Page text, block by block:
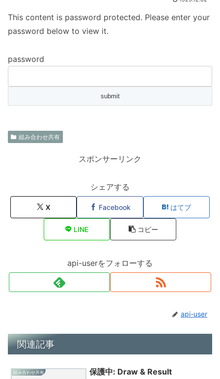
This content is password protected. Please enter your
password below to view it.
password
組み合わせ共有
スポンサーリンク
シェアする
X Facebook はてブ
LINE コピー
api-userをフォローする
api-user
関連記事
組み合わせ共有 保護中: Draw & Result